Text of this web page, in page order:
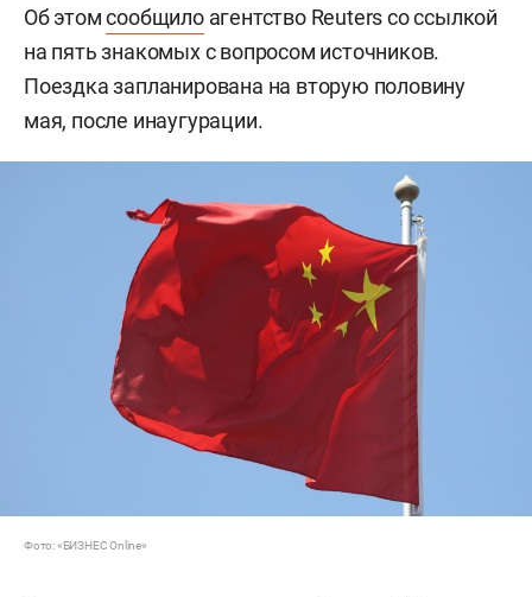
Об этомсообщилоагентство Reuters со ссылкой
на пять знакомых с вопросом источников.
Поездка запланирована на вторую половину
мая, после инаугурации.
Фото: «БИЗНЕС Online»